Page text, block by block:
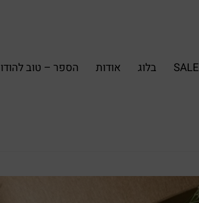
SALE בלוג אודות הספר – טוב